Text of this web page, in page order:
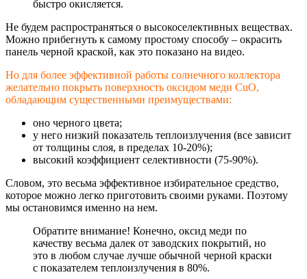
быстро окисляется.
Не будем распространяться о высокоселективных веществах.
Можно прибегнуть к самому простому способу – окрасить
панель черной краской, как это показано на видео.
Но для более эффективной работы солнечного коллектора
желательно покрыть поверхность оксидом меди CuO,
обладающим существенными преимуществами:
оно черного цвета;
у него низкий показатель теплоизлучения (все зависит
от толщины слоя, в пределах 10-20%);
высокий коэффициент селективности (75-90%).
Словом, это весьма эффективное избирательное средство,
которое можно легко приготовить своими руками. Поэтому
мы остановимся именно на нем.
Обратите внимание! Конечно, оксид меди по
качеству весьма далек от заводских покрытий, но
это в любом случае лучше обычной черной краски
с показателем теплоизлучения в 80%.